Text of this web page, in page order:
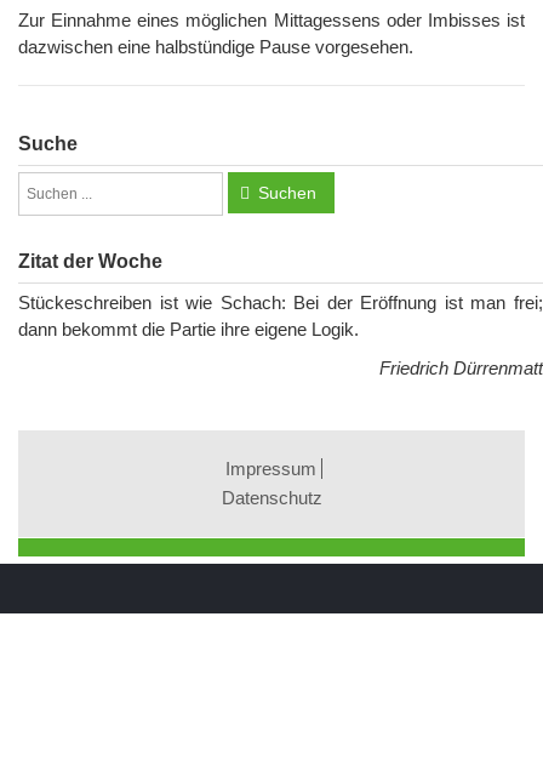
Zur Einnahme eines möglichen Mittagessens oder Imbisses ist
dazwischen eine halbstündige Pause vorgesehen.
Suche
Suchen
Zitat der Woche
Stückeschreiben ist wie Schach: Bei der Eröffnung ist man frei;
dann bekommt die Partie ihre eigene Logik.
Friedrich Dürrenmatt
Impressum
Datenschutz